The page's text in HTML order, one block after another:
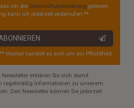
ich die Daten­schutz­erklärung gelesen
kann ich jederzeit widerrufen.**
** Hierbei handelt es sich um ein Pflichtfeld.
erklären Sie sich damit
regelmäßig Informationen zu unserem
Den Newsletter können Sie jederzeit